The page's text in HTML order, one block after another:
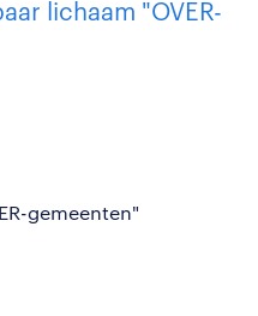
lichaam "OVER-
gemeenten"